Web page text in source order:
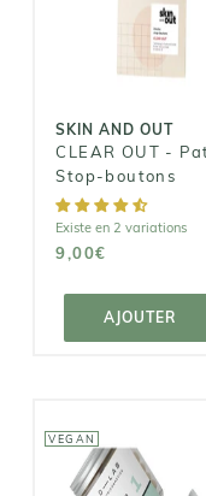
SKIN AND OUT
CLEAR OUT -
Stop-boutons
Existe en 2 variations
9,00€
AJOUTER
Patch Stop-
boutons
9,00€
AJOUTER AU
PANIER
VEGAN